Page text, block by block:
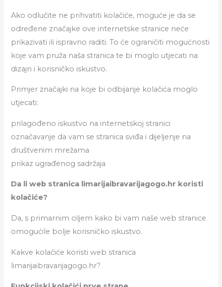
Ako odlučite ne prihvatiti kolačiće, moguće je da se
određene značajke ove internetske stranice neće
prikazivati ili ispravno raditi. To će ograničiti mogućnosti
koje vam pruža naša stranica te bi moglo utjecati na
dizajn i korisničko iskustvo.
Primjer značajki na koje bi odbijanje kolačića moglo
utjecati:
prilagođeno iskustvo na internetskoj stranici
označavanje da vam se stranica sviđa i dijeljenje na
društvenim mrežama
prikaz ugrađenog sadržaja
Da li web stranica limarijaibravarijagogo.hr koristi
kolačiće?
Da, s primarnim ciljem kako bi vam naše web stranice
omogućile bolje korisničko iskustvo.
Kakve kolačiće koristi web stranica
limarijaibravarijagogo.hr?